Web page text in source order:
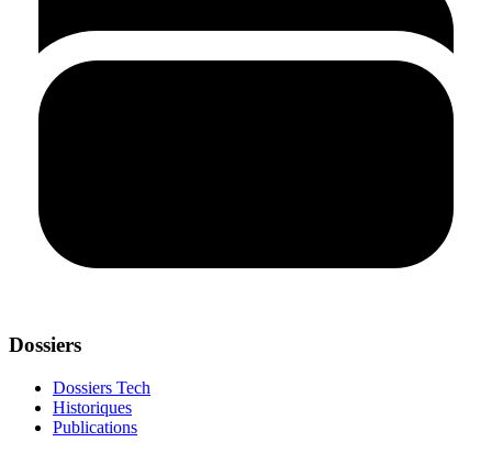
Dossiers
Dossiers Tech
Historiques
Publications